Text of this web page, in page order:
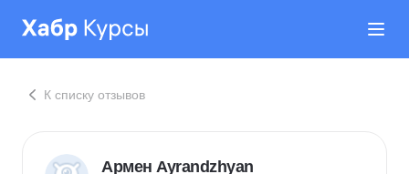
К списку отзывов
Армен Ayrandzhyan